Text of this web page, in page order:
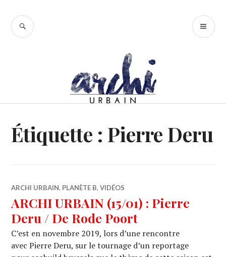
contenu
RECHERCHE
Étiquette : Pierre Deru
ARCHI URBAIN, PLANÈTE B,VIDÉOS
ARCHI URBAIN (15/01) : Pierre
Deru / De Rode Poort
C’est en novembre 2019, lors d’une rencontre
avec Pierre Deru, sur le tournage d’un reportage